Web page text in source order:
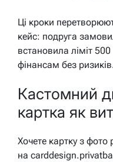
Ці кроки
кейс: подруга
встановила ліміт
фінансам без
Кастомний
картка як
Хочете картку з
на